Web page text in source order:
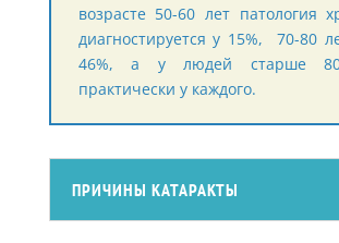
возрасте 50-60 лет патология
диагностируется у 15%, 70-80
46%, а у людей старше
практически у каждого.
ПРИЧИНЫ КАТАРАКТЫ